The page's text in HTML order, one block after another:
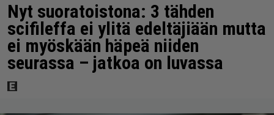
Nyt suoratoistona: 3 tähden
scifileffa ei ylitä edeltäjiään mutta
ei myöskään häpeä niiden
seurassa – jatkoa on luvassa